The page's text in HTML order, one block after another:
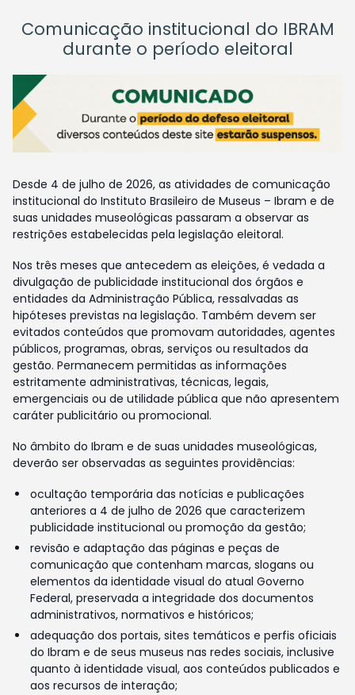
Comunicação institucional do IBRAM
durante o período eleitoral
Desde 4 de julho de 2026, as atividades de comunicação
institucional do Instituto Brasileiro de Museus – Ibram e de
suas unidades museológicas passaram a observar as
restrições estabelecidas pela legislação eleitoral.
Nos três meses que antecedem as eleições, é vedada a
divulgação de publicidade institucional dos órgãos e
entidades da Administração Pública, ressalvadas as
hipóteses previstas na legislação. Também devem ser
evitados conteúdos que promovam autoridades, agentes
públicos, programas, obras, serviços ou resultados da
gestão. Permanecem permitidas as informações
estritamente administrativas, técnicas, legais,
emergenciais ou de utilidade pública que não apresentem
caráter publicitário ou promocional.
No âmbito do Ibram e de suas unidades museológicas,
deverão ser observadas as seguintes providências:
ocultação temporária das notícias e publicações
anteriores a 4 de julho de 2026 que caracterizem
publicidade institucional ou promoção da gestão;
revisão e adaptação das páginas e peças de
comunicação que contenham marcas, slogans ou
elementos da identidade visual do atual Governo
Federal, preservada a integridade dos documentos
administrativos, normativos e históricos;
adequação dos portais, sites temáticos e perfis oficiais
do Ibram e de seus museus nas redes sociais, inclusive
quanto à identidade visual, aos conteúdos publicados e
aos recursos de interação;